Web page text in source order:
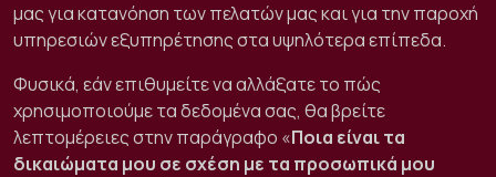
μας για κατανόηση των πελατών μας και για την παροχή
υπηρεσιών εξυπηρέτησης στα υψηλότερα επίπεδα.
Φυσικά, εάν επιθυμείτε να αλλάξατε το πώς
χρησιμοποιούμε τα δεδομένα σας, θα βρείτε
λεπτομέρειες στην παράγραφο «Ποια είναι τα
δικαιώματα μου σε σχέση με τα προσωπικά μου